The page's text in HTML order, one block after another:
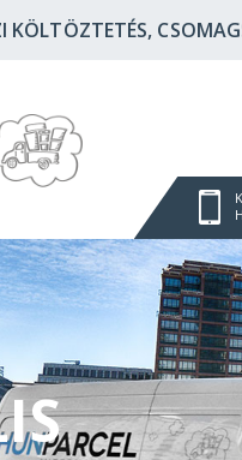
KÖLTÖZTETÉS,